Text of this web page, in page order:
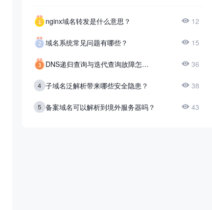
nginx域名转发是什么意思？ 12
域名系统常见问题有哪些？ 15
DNS递归查询与迭代查询故障怎么区分？ 36
4 子域名泛解析带来哪些安全隐患？ 38
5 备案域名可以解析到境外服务器吗？ 43